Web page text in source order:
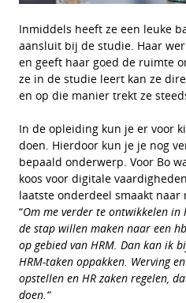
Inmiddels heeft ze een leuke
aansluit bij de studie. Haar
en geeft haar goed de ruimte
ze in de studie leert kan ze
en op die manier trekt ze
In de opleiding kun je er voor
doen. Hierdoor kun je je nog
bepaald onderwerp. Voor Bo
koos voor digitale
laatste onderdeel smaakt naar
“Om me verder te ontwikkelen
de stap willen maken naar een
op gebied van HRM. Dan kan ik
HRM-taken oppakken. Werving
opstellen en HR zaken regelen,
doen.“